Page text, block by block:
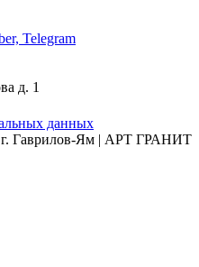
Telegram
д. 1
данных
г. Гаврилов-Ям | АРТ ГРАНИТ